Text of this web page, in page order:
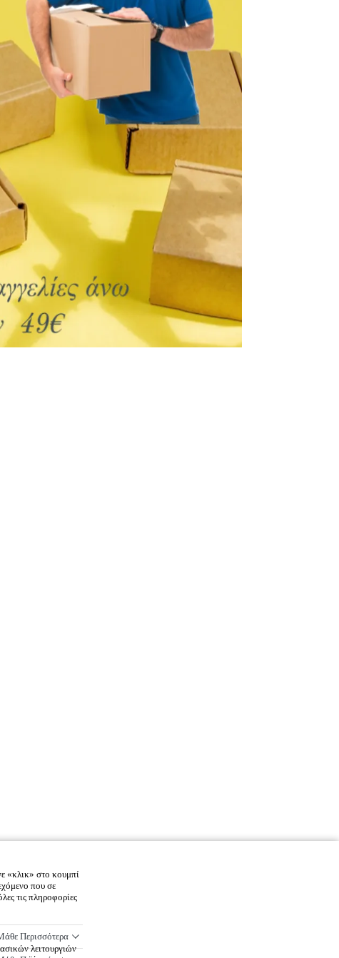
«κλικ» στο κουμπί
που σε
τις πληροφορίες
Περισσότερα
λειτουργιών